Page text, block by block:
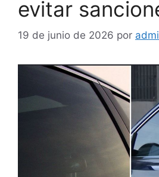
evitar
19 de junio de 2026 por